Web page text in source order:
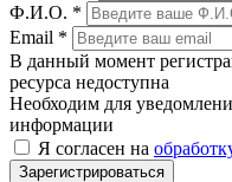
Ф.И.О. *
Email *
В данный момент
ресурса недоступна
Необходим для
информации
Я согласен на
Зарегистрироваться